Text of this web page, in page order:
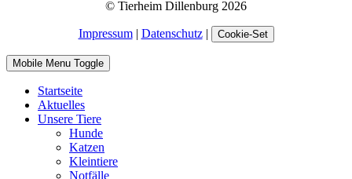
© Tierheim Dillenburg 2026
Impressum| Datenschutz| Cookie-Set
Mobile Menu Toggle
Startseite
Aktuelles
Unsere Tiere
Hunde
Katzen
Kleintiere
Notfälle